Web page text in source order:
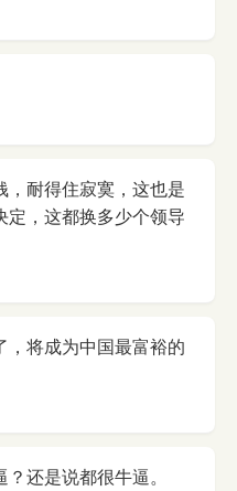
，耐得住寂寞，这也是
定，这都换多少个领导
，将成为中国最富裕的
还是说都很牛逼。